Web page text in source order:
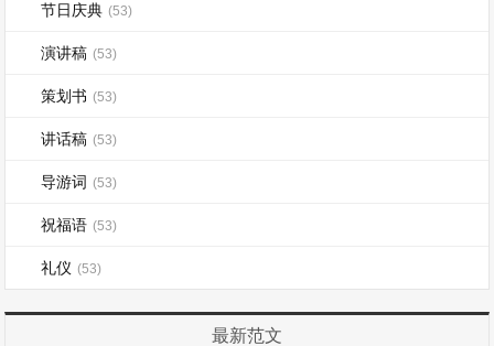
节日庆典 (53)
演讲稿 (53)
策划书 (53)
讲话稿 (53)
导游词 (53)
祝福语 (53)
礼仪 (53)
最新范文